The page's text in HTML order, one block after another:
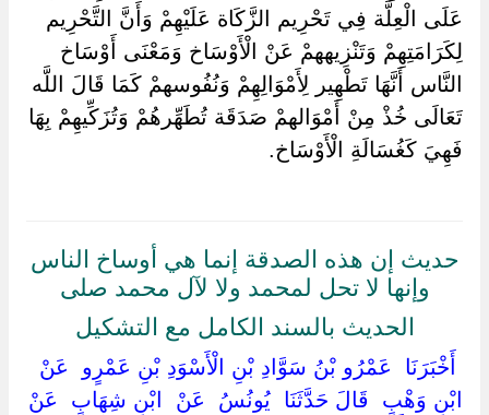
عَلَى الْعِلَّة فِي تَحْرِيم الزَّكَاة عَلَيْهِمْ وَأَنَّ التَّحْرِيم
لِكَرَامَتِهِمْ وَتَنْزِيههمْ عَنْ الْأَوْسَاخ وَمَعْنَى أَوْسَاخ
النَّاس أَنَّهَا تَطْهِير لِأَمْوَالِهِمْ وَنُفُوسهمْ كَمَا قَالَ اللَّه
تَعَالَى خُذْ مِنْ أَمْوَالهمْ صَدَقَة تُطَهِّرهُمْ وَتُزَكِّيهِمْ بِهَا
فَهِيَ كَغُسَالَةِ الْأَوْسَاخ.
حديث إن هذه الصدقة إنما هي أوساخ الناس
وإنها لا تحل لمحمد ولا لآل محمد صلى
الحديث بالسند الكامل مع التشكيل
‏ ‏أَخْبَرَنَا ‏ ‏عَمْرُو بْنُ سَوَّادِ بْنِ الْأَسْوَدِ بْنِ عَمْرٍو ‏ ‏عَنْ ‏
‏ابْنِ وَهْبٍ ‏ ‏قَالَ حَدَّثَنَا ‏ ‏يُونُسُ ‏ ‏عَنْ ‏ ‏ابْنِ شِهَابٍ ‏ ‏عَنْ